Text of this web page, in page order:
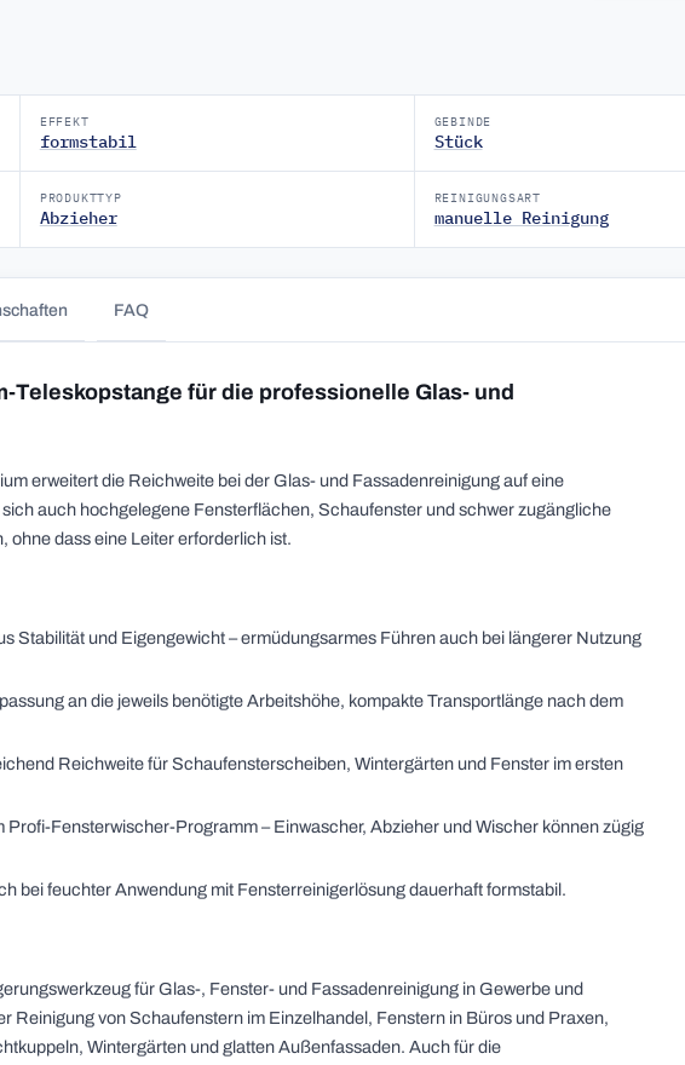
EFFEKT
formstabil
GEBINDE
Stück
PRODUKTTYP
Abzieher
REINIGUNGSART
manuelle Reinigung
FAQ
für die professionelle Glas- und
erweitert die Reichweite bei der Glas- und Fassadenreinigung auf eine
auch hochgelegene Fensterflächen, Schaufenster und schwer zugängliche
ohne dass eine Leiter erforderlich ist.
Stabilität und Eigengewicht – ermüdungsarmes Führen auch bei längerer Nutzung
an die jeweils benötigte Arbeitshöhe, kompakte Transportlänge nach dem
Reichweite für Schaufensterscheiben, Wintergärten und Fenster im ersten
Profi-Fensterwischer-Programm – Einwascher, Abzieher und Wischer können zügig
bei feuchter Anwendung mit Fensterreinigerlösung dauerhaft formstabil.
für Glas-, Fenster- und Fassadenreinigung in Gewerbe und
Reinigung von Schaufenstern im Einzelhandel, Fenstern in Büros und Praxen,
Wintergärten und glatten Außenfassaden. Auch für die